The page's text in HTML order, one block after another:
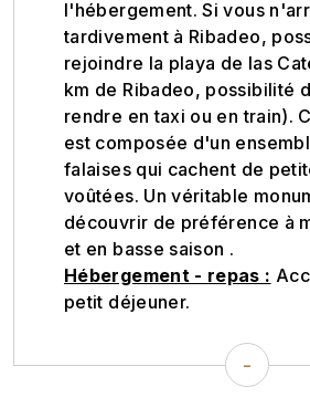
-
l'hébergement. Si vous
tardivement à Ribadeo,
rejoindre la playa de las
km de Ribadeo, possibilité
rendre en taxi ou en train).
est composée d'un
falaises qui cachent de
voûtées. Un véritable
découvrir de préférence à
et en basse saison .
Hébergement - repas :
petit déjeuner.